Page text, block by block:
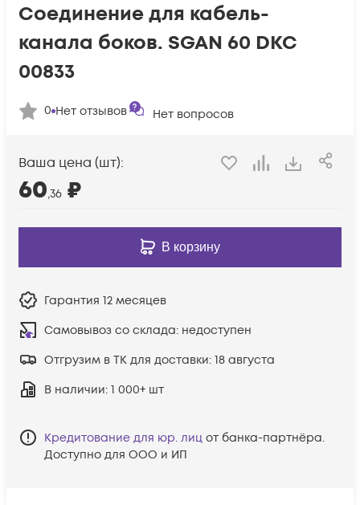
Соединение для кабель-
канала боков. SGAN 60 DKC
00833
0 Нет отзывов Нет вопросов
Ваша цена (шт):
60,36 ₽
В корзину
Гарантия 12 месяцев
Самовывоз со склада: недоступен
Отгрузим в ТК для доставки: 18 августа
В наличии: 1 000+ шт
Кредитование для юр. лиц от банка-партнёра.
Доступно для ООО и ИП